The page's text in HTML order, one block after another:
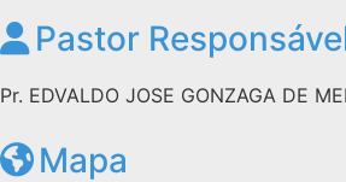
Pastor
Pr. EDVALDO JOSE GONZAGA DE
Mapa